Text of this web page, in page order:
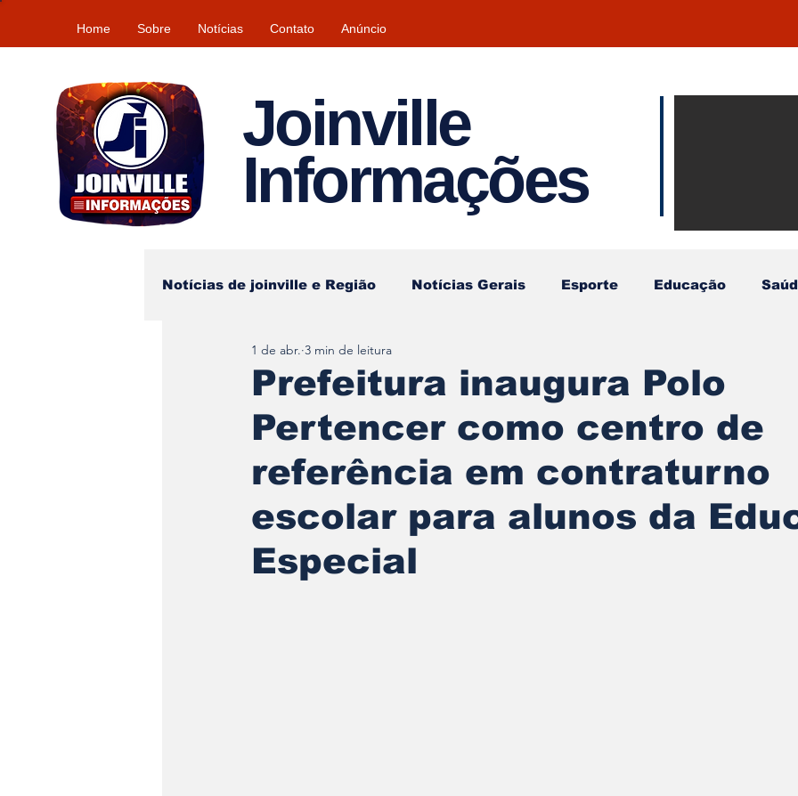
Home Sobre Notícias Contato Anúncio
Joinville
Informações
Notícias de joinville e Região Notícias Gerais Esporte Educação
Tempo\clima
Prefeitura inaugura Polo
Pertencer como centro de
referência em contraturno
escolar para alunos da
Especial
1 de abr. 3 min de leitura